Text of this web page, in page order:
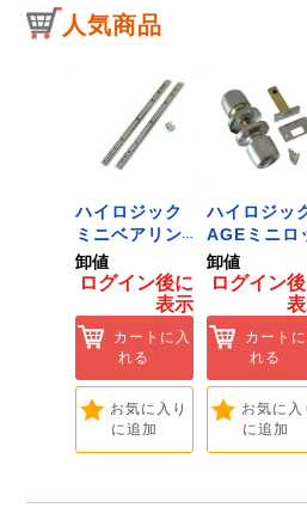
かに発色します。
【仕様】 ●インク色：赤。
●10本組。
【注意事項】 筆記及び描画
ください。
長時間使用するときは換気
ャップを必ず締めてください
人気商品
ハイロジック
ミニベアリン
グタイプ 310
ミリ 72958
Hardware]
卸値
ログイン後に
表示
カートに入
れる
お気に入り
に追加
ハイロジッ
AGEミニロ
ク 360W
[Tools &
Hardware]
卸値
ログイン
カートに
れる
お気に入
に追加